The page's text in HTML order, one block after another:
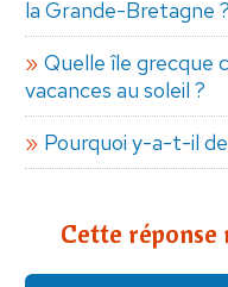
la Grande-Bretagne ?
Quelle île grecque
vacances au soleil ?
Pourquoi y-a-t-il
Cette réponse